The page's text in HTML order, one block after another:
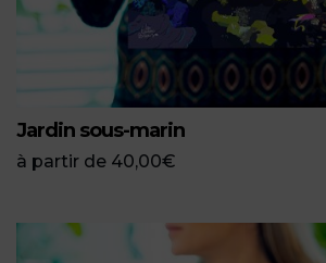
Jardin sous-marin
à partir de 40,00€